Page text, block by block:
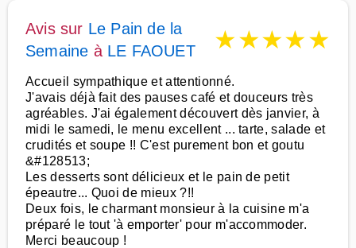
Avis sur Le Pain de la
Semaine à LE FAOUET ★★★★★
Accueil sympathique et attentionné.
J'avais déjà fait des pauses café et douceurs très
agréables. J'ai également découvert dès janvier, à
midi le samedi, le menu excellent ... tarte, salade et
crudités et soupe !! C'est purement bon et goutu
&#128513;
Les desserts sont délicieux et le pain de petit
épeautre... Quoi de mieux ?!!
Deux fois, le charmant monsieur à la cuisine m'a
préparé le tout 'à emporter' pour m'accommoder.
Merci beaucoup !